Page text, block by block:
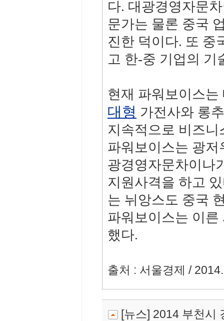
다. 대광경영자문
문가는 물론 중국
진한 덕이다. 또 중
고 한-중 기업의 기
현재 파워보이스
대형 가전사와 롱
지속적으로 비즈니
파워보이스는 광
광경영자문차이나
지원사격을 하고
는 뉘앙스도 중국
파워보이스는 이른
했다.
출처 : 서울경제 /
[뉴스] 2014 부천시